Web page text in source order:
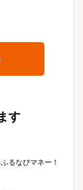
す
るなびマネー！